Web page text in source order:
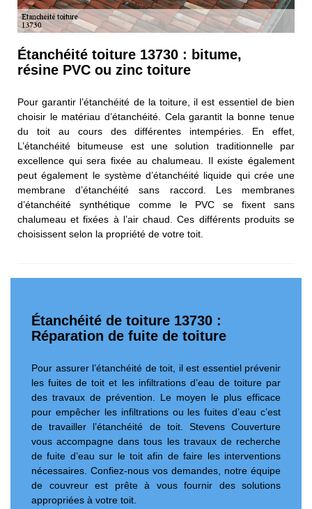
Étanchéité toiture 13730 : bitume,
résine PVC ou zinc toiture
Pour garantir l’étanchéité de la toiture, il est essentiel de bien
choisir le matériau d’étanchéité. Cela garantit la bonne tenue
du toit au cours des différentes intempéries. En effet,
L’étanchéité bitumeuse est une solution traditionnelle par
excellence qui sera fixée au chalumeau. Il existe également
peut également le système d’étanchéité liquide qui crée une
membrane d’étanchéité sans raccord. Les membranes
d’étanchéité synthétique comme le PVC se fixent sans
chalumeau et fixées à l’air chaud. Ces différents produits se
choisissent selon la propriété de votre toit.
Étanchéité de toiture 13730 :
Réparation de fuite de toiture
Pour assurer l’étanchéité de toit, il est essentiel prévenir
les fuites de toit et les infiltrations d’eau de toiture par
des travaux de prévention. Le moyen le plus efficace
pour empêcher les infiltrations ou les fuites d’eau c’est
de travailler l’étanchéité de toit. Stevens Couverture
vous accompagne dans tous les travaux de recherche
de fuite d’eau sur le toit afin de faire les interventions
nécessaires. Confiez-nous vos demandes, notre équipe
de couvreur est prête à vous fournir des solutions
appropriées à votre toit.